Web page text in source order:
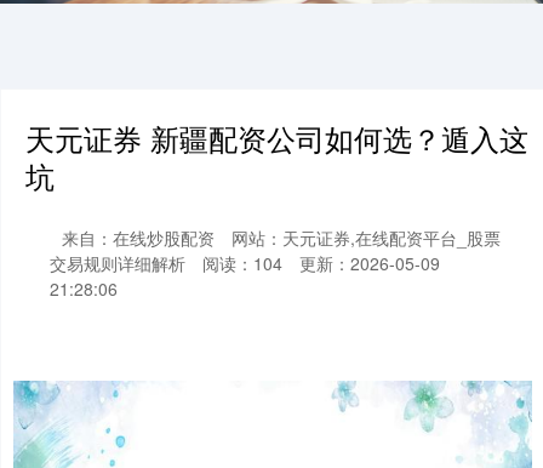
天元证券 新疆配资公司如何选？遁入这
坑
来自：在线炒股配资
网站：天元证券,在线配资平台_股票
交易规则详细解析
阅读：104
更新：2026-05-09
21:28:06